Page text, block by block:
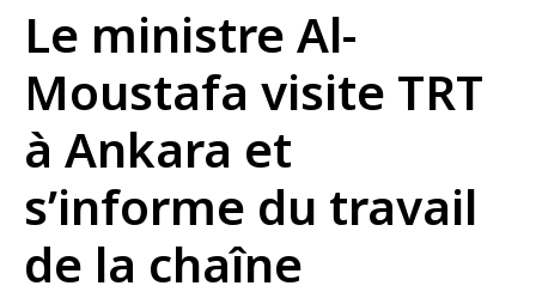
Le ministre Al-
Moustafa visite TRT
à Ankara et
s’informe du travail
de la chaîne